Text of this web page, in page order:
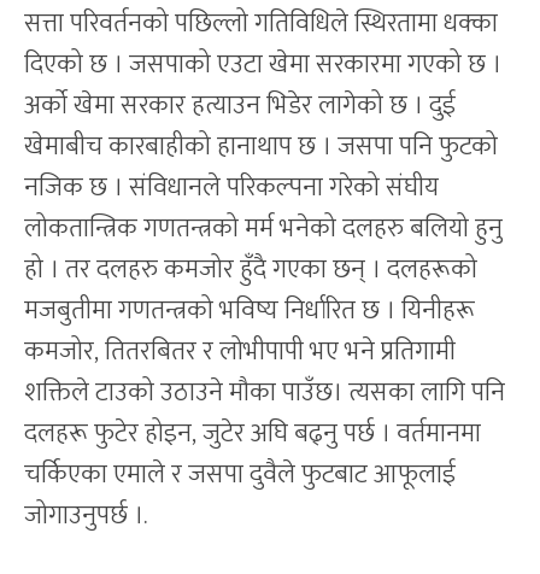
सत्ता परिवर्तनको पछिल्लो गतिविधिले स्थिरतामा धक्का
दिएको छ । जसपाको एउटा खेमा सरकारमा गएको छ ।
अर्को खेमा सरकार हत्याउन भिडेर लागेको छ । दुई
खेमाबीच कारबाहीको हानाथाप छ । जसपा पनि फुटको
नजिक छ । संविधानले परिकल्पना गरेको संघीय
लोकतान्त्रिक गणतन्त्रको मर्म भनेको दलहरु बलियो हुनु
हो । तर दलहरु कमजोर हुँदै गएका छन् । दलहरूको
मजबुतीमा गणतन्त्रको भविष्य निर्धारित छ । यिनीहरू
कमजोर, तितरबितर र लोभीपापी भए भने प्रतिगामी
शक्तिले टाउको उठाउने मौका पाउँछ। त्यसका लागि पनि
दलहरू फुटेर होइन, जुटेर अघि बढ्नु पर्छ । वर्तमानमा
चर्किएका एमाले र जसपा दुवैले फुटबाट आफूलाई
जोगाउनुपर्छ ।.